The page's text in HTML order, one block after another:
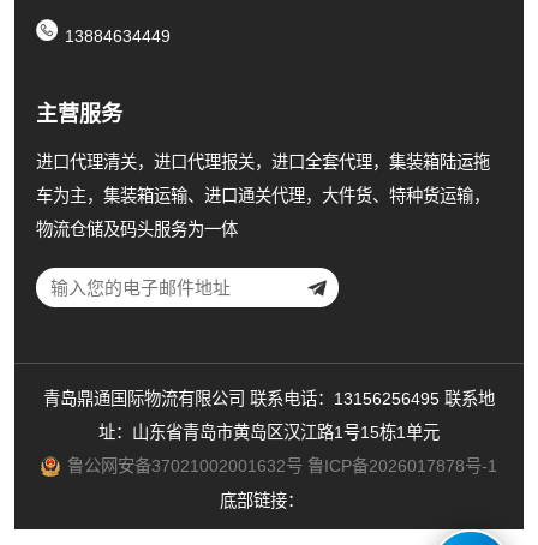
13884634449
主营服务
进口代理清关，进口代理报关，进口全套代理，集装箱陆运拖
车为主，集装箱运输、进口通关代理，大件货、特种货运输，
物流仓储及码头服务为一体
青岛鼎通国际物流有限公司 联系电话：13156256495 联系地
址：山东省青岛市黄岛区汉江路1号15栋1单元
鲁公网安备37021002001632号 鲁ICP备2026017878号-1
底部链接：